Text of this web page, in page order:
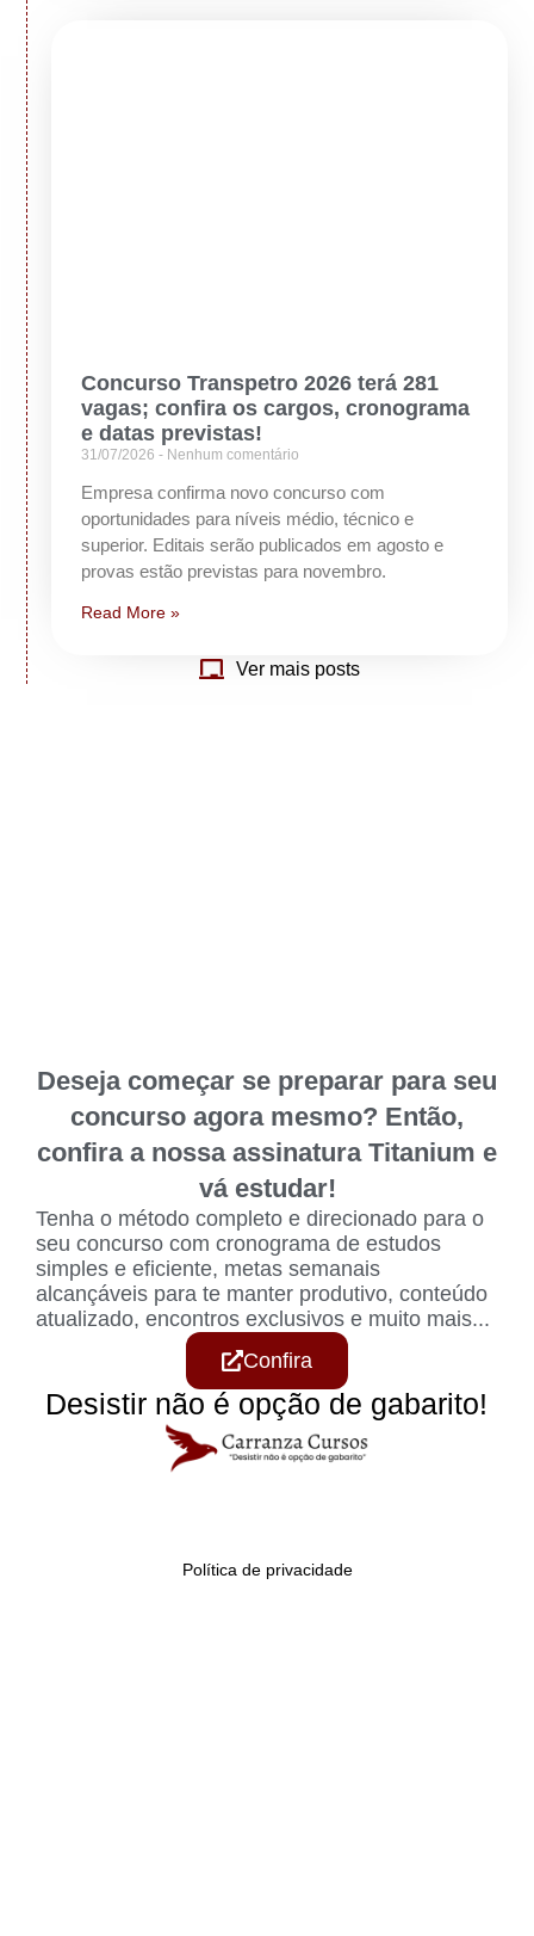
Concurso Transpetro 2026 terá 281
vagas; confira os cargos, cronograma
e datas previstas!
31/07/2026 Nenhum comentário
Empresa confirma novo concurso com
oportunidades para níveis médio, técnico e
superior. Editais serão publicados em agosto e
provas estão previstas para novembro.
Read More »
Ver mais posts
Deseja começar se preparar para seu
concurso agora mesmo? Então,
confira a nossa assinatura Titanium e
vá estudar!
Tenha o método completo e direcionado para o
seu concurso com cronograma de estudos
simples e eficiente, metas semanais
alcançáveis para te manter produtivo, conteúdo
atualizado, encontros exclusivos e muito mais...
Confira
Desistir não é opção de gabarito!
Política de privacidade